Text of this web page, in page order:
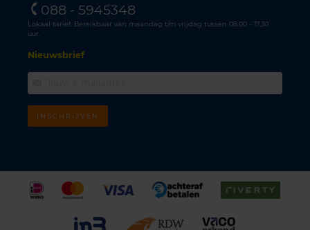
088 - 5945348
Lokaal tarief. Bereikbaar van maandag t/m vrijdag tussen 08.00 - 17.30
uur.
Nieuwsbrief
INSCHRIJVEN